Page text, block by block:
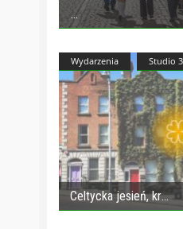
Wydarzenia Studio
Celtycka jesień, kr